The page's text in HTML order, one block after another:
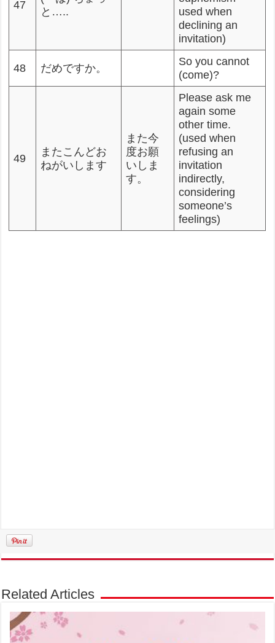
47
と…..
used when
declining an
invitation)
48 だめですか。
So you cannot
(come)?
49
またこんどお
ねがいします
また今
度お願
いしま
す。
Please ask me
again some
other time.
(used when
refusing an
invitation
indirectly,
considering
someone’s
feelings)
Related Articles